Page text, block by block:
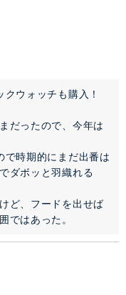
ウォッチも購入！
だったので、今年は
で時期的にまだ出番は
ダボッと羽織れる
ど、フードを出せば
ではあった。